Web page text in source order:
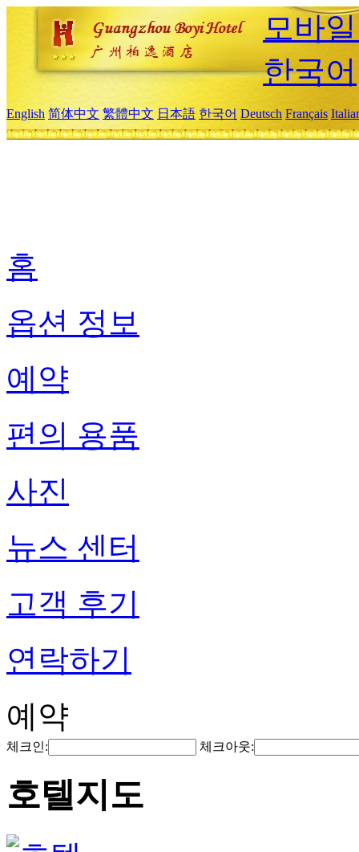
모바
한국어
English 简体中文 繁體中文 日本語 한국어 Deutsch Français
홈
옵션 정보
예약
편의 용품
사진
뉴스 센터
고객 후기
연락하기
예약
체크인: 체크아웃:
호텔지도